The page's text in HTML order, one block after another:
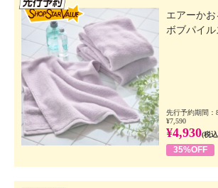
ま湯
または水で洗い流します。
・ウォータープルーフマスカラやジェ
などは落ちにくいことがあります。
事前にポイントリムーバーで落として
【全成分】
・水、ＤＰＧ、グリセリン、ラウリル
タイン、ジオレイン酸ポリグリセリル−
グリ シンＫ、ＰＥＧ−４０水添ヒマシ油
バ乳、ラ ウリン酸ポリグリセリル−１
エアーか
ボブパイル
先行予約期間
¥7,590
¥4,930(税
35%OFF